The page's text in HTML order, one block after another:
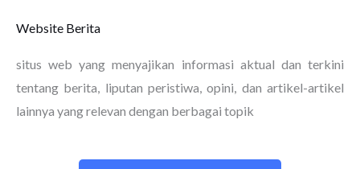
Website Berita
situs web yang menyajikan informasi aktual dan terkini
tentang berita, liputan peristiwa, opini, dan artikel-artikel
lainnya yang relevan dengan berbagai topik